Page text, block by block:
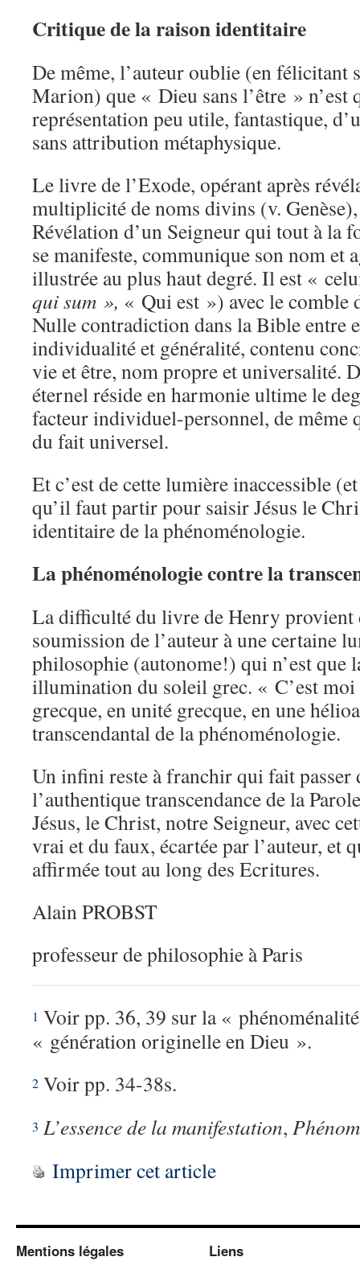
Critique de la raison identitaire
De même, l’auteur oublie (en félicitant
Marion) que « Dieu sans l’être » n’est
représentation peu utile, fantastique,
sans attribution métaphysique.
Le livre de l’Exode, opérant après
multiplicité de noms divins (v.
Révélation d’un Seigneur qui tout à la
se manifeste, communique son nom et
illustrée au plus haut degré. Il est «
qui sum », « Qui est ») avec le comble
Nulle contradiction dans la Bible entre
individualité et généralité, contenu
vie et être, nom propre et universalité.
éternel réside en harmonie ultime le
facteur individuel-personnel, de même
du fait universel.
Et c’est de cette lumière inaccessible
qu’il faut partir pour saisir Jésus le
identitaire de la phénoménologie.
La phénoménologie contre la
La difficulté du livre de Henry provient
soumission de l’auteur à une certaine
philosophie (autonome!) qui n’est que
illumination du soleil grec. « C’est
grecque, en unité grecque, en une
transcendantal de la phénoménologie.
Un infini reste à franchir qui fait passer
l’authentique transcendance de la
Jésus, le Christ, notre Seigneur, avec
vrai et du faux, écartée par l’auteur, et
affirmée tout au long des Ecritures.
Alain PROBST
professeur de philosophie à Paris
1 Voir pp. 36, 39 sur la «
« génération originelle en Dieu ».
2 Voir pp. 34-38s.
3 L’essence de la manifestation,
Imprimer cet article
Mentions légales Liens